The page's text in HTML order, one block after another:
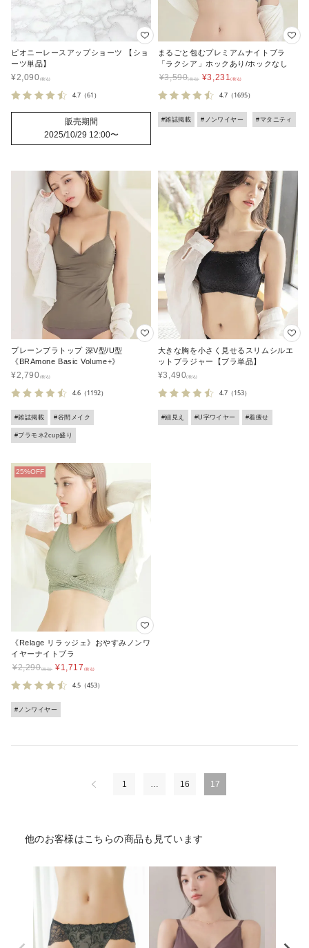
ピオニーレースアップショーツ 【ショ
ーツ単品】
¥2,090
4.7 （61）
販売期間
2025/10/29 12:00〜
まるごと包むプレミアムナイトブラ
「ラクシア」ホックあり/ホックなし
¥3,590 ¥3,231
4.7（1695）
#雑誌掲載 #ノンワイヤー #マタニティ
プレーンブラトップ 深V型/U型
《BRAmone Basic Volume+》
¥2,790
4.6 （1192）
#雑誌掲載 #谷間メイク
#ブラモネ2cup盛り
大きな胸を小さく見せるスリムシルエ
ットブラジャー【ブラ単品】
¥3,490
4.7（153）
#細見え #U字ワイヤー #着痩せ
《Relage リラッジェ》おやすみノンワ
イヤーナイトブラ
¥2,290 ¥1,717
4.5 （453）
#ノンワイヤー
1 16 17
他のお客様はこちらの商品も見ています